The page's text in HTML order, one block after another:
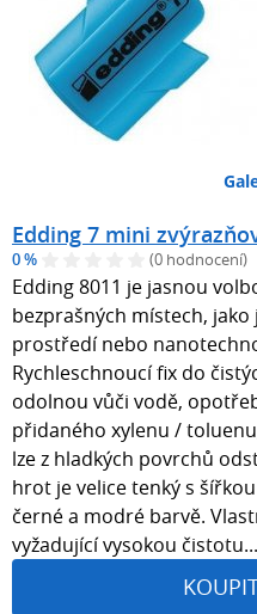
Edding 7 mini
0 % (0 hodnocení)
Edding 8011 je jasnou
bezprašných místech,
prostředí nebo
Rychleschnoucí fix do
odolnou vůči vodě,
přidaného xylenu /
lze z hladkých povrchů
hrot je velice tenký s
černé a modré barvě.
vyžadující vysokou čistotu...